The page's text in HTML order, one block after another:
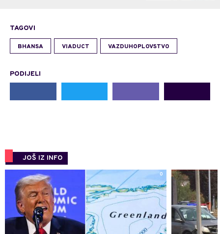
TAGOVI
BHANSA VIADUCT VAZDUHOPLOVSTVO
PODIJELI
JOŠ IZ INFO
0